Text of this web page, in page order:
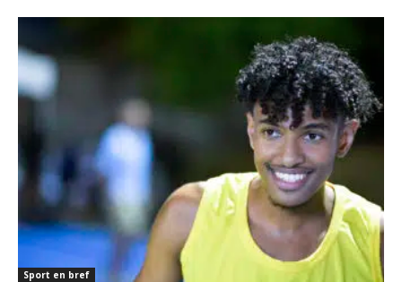
Sport en bref